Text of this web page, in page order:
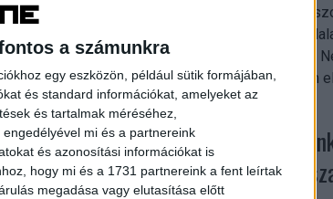
a számunkra
egy eszközön, például sütik formájában,
és standard információkat, amelyeket az
és tartalmak méréséhez,
engedélyével mi és a partnereink
és azonosítási információkat is
hogy mi és a 1731 partnereink a fent leírtak
megadása vagy elutasítása előtt
közszolgálati
technológiai
– írja a Broadband TV
az átlagos nézőszám
Shadow AI a
szerezhetik